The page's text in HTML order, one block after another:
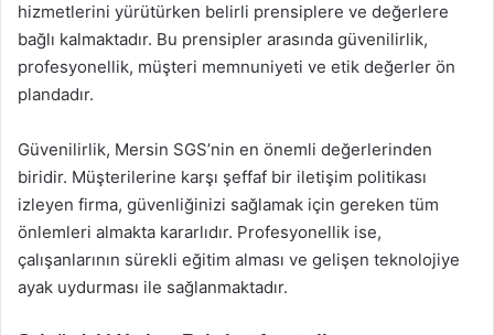
hizmetlerini yürütürken belirli prensiplere ve değerlere
bağlı kalmaktadır. Bu prensipler arasında güvenilirlik,
profesyonellik, müşteri memnuniyeti ve etik değerler ön
plandadır.
Güvenilirlik, Mersin SGS’nin en önemli değerlerinden
biridir. Müşterilerine karşı şeffaf bir iletişim politikası
izleyen firma, güvenliğinizi sağlamak için gereken tüm
önlemleri almakta kararlıdır. Profesyonellik ise,
çalışanlarının sürekli eğitim alması ve gelişen teknolojiye
ayak uydurması ile sağlanmaktadır.